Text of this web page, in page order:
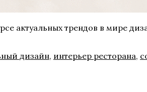
актуальных трендов в мире
дизайн, интерьер ресторана,